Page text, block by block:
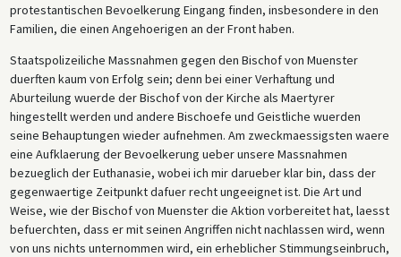
protestantischen Bevoelkerung Eingang finden, insbesondere in den
Familien, die einen Angehoerigen an der Front haben.
Staatspolizeiliche Massnahmen gegen den Bischof von Muenster
duerften kaum von Erfolg sein; denn bei einer Verhaftung und
Aburteilung wuerde der Bischof von der Kirche als Maertyrer
hingestellt werden und andere Bischoefe und Geistliche wuerden
seine Behauptungen wieder aufnehmen. Am zweckmaessigsten waere
eine Aufklaerung der Bevoelkerung ueber unsere Massnahmen
bezueglich der Euthanasie, wobei ich mir darueber klar bin, dass der
gegenwaertige Zeitpunkt dafuer recht ungeeignet ist. Die Art und
Weise, wie der Bischof von Muenster die Aktion vorbereitet hat, laesst
befuerchten, dass er mit seinen Angriffen nicht nachlassen wird, wenn
von uns nichts unternommen wird, ein erheblicher Stimmungseinbruch,